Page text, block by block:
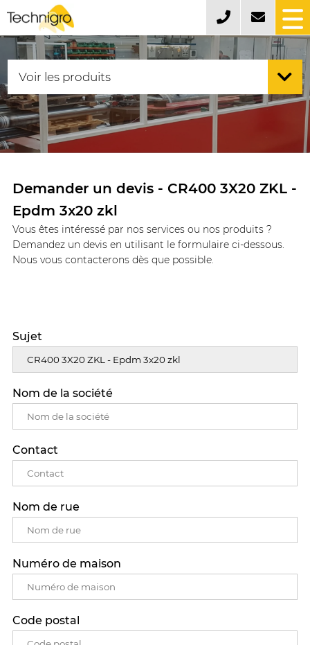
Demander un devis - CR400 3X20 ZKL -
Epdm 3x20 zkl
Vous êtes intéressé par nos services ou nos produits ?
Demandez un devis en utilisant le formulaire ci-dessous.
Nous vous contacterons dès que possible.
Sujet
Nom de la société
Contact
Nom de rue
Numéro de maison
Code postal